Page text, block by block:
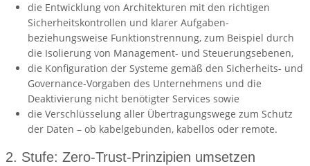
die Entwicklung von Architekturen mit den richtigen
Sicherheitskontrollen und klarer Aufgaben-
beziehungsweise Funktionstrennung, zum Beispiel durch
die Isolierung von Management- und Steuerungsebenen,
die Konfiguration der Systeme gemäß den Sicherheits- und
Governance-Vorgaben des Unternehmens und die
Deaktivierung nicht benötigter Services sowie
die Verschlüsselung aller Übertragungswege zum Schutz
der Daten – ob kabelgebunden, kabellos oder remote.
2. Stufe: Zero-Trust-Prinzipien umsetzen